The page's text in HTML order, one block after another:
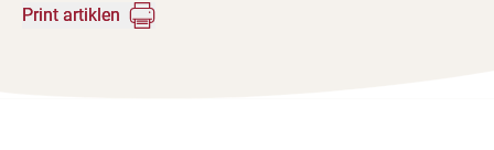
Print artiklen